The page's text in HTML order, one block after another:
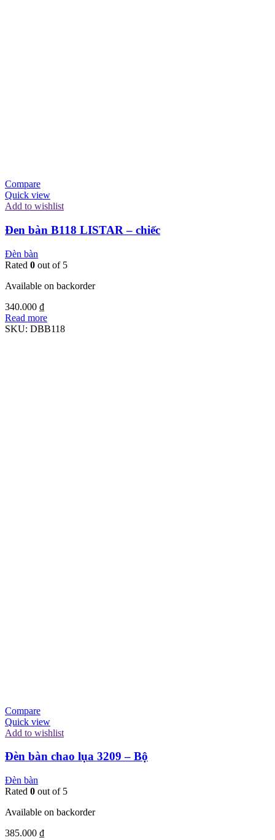
Compare
Quick view
Add to wishlist
Đen bàn B118 LISTAR – chiếc
Đèn bàn
Rated 0 out of 5
Available on backorder
340.000 ₫
Read more
SKU: DBB118
Compare
Quick view
Add to wishlist
Đèn bàn chao lụa 3209 – Bộ
Đèn bàn
Rated 0 out of 5
Available on backorder
385.000 ₫